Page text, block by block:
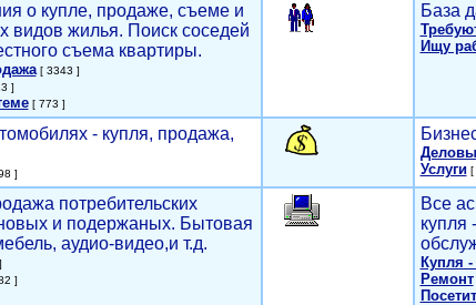
о купле, продаже, съеме и
видов жилья. Поиск соседей
съема квартиры.
[ 3343 ]
]
[ 773 ]
База
Ищу
- купля, продажа,
] Услуги[
потребительских
и подержаных. Бытовая
аудио-видео,и т.д.
]
Все
купля
Купля
Ремонт